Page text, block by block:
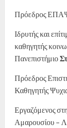
Πρόεδρος
Ιδρυτής και
καθηγητής
Πανεπιστήμιο
Πρόεδρος
Καθηγητής
Εργαζόμενος
Αμαρουσίου –